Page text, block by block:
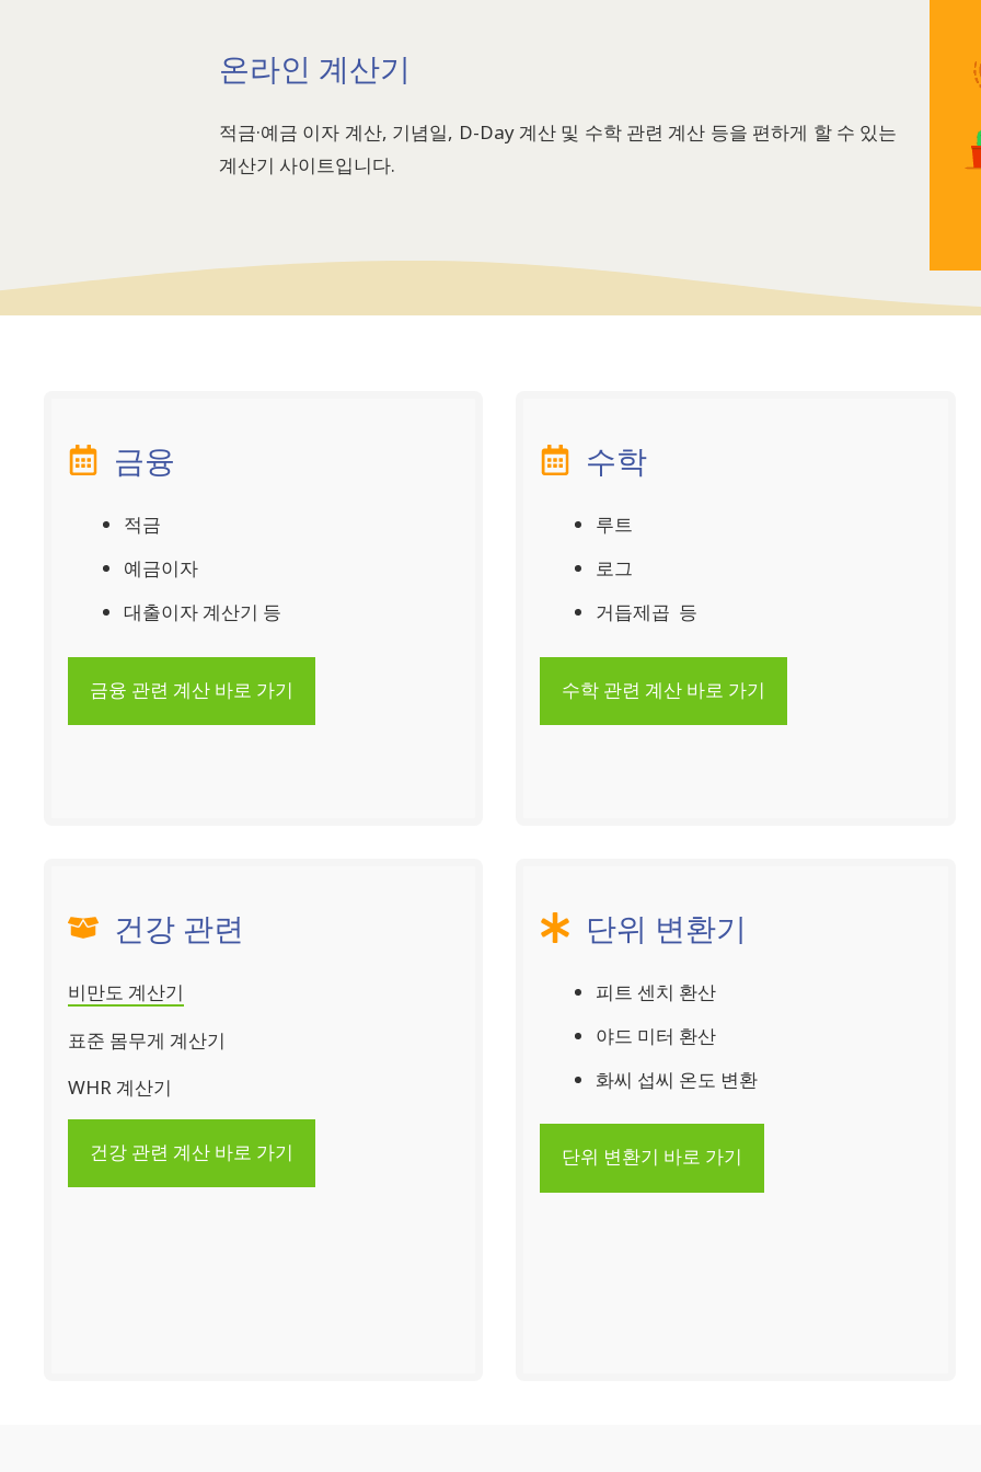
온라인 계산기
적금·예금 이자 계산, 기념일, D-Day 계산 및 수학 관련 계산 등을 편하게 할 수 있는
계산기 사이트입니다.
금융
적금
예금이자
대출이자 계산기 등
금융 관련 계산 바로 가기
수학
루트
로그
거듭제곱 ᅟ 등
수학 관련 계산 바로 가기
건강 관련
비만도 계산기
표준 몸무게 계산기
WHR 계산기
건강 관련 계산 바로 가기
단위 변환기
피트 센치 환산
야드 미터 환산
화씨 섭씨 온도 변환
단위 변환기 바로 가기